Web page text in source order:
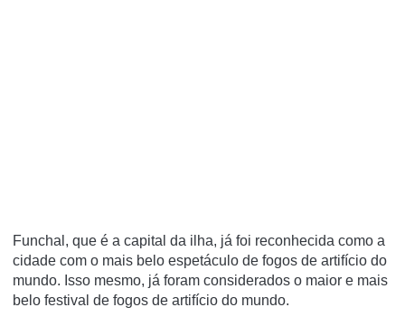
Funchal, que é a capital da ilha, já foi reconhecida como a
cidade com o mais belo espetáculo de fogos de artifício do
mundo. Isso mesmo, já foram considerados o maior e mais
belo festival de fogos de artifício do mundo.